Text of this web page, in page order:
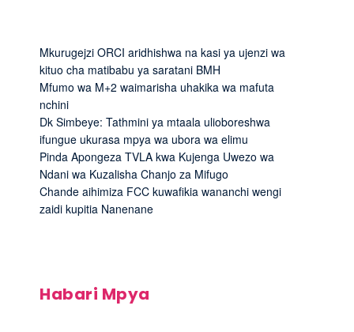
Mkurugejzi ORCI aridhishwa na kasi ya ujenzi wa
kituo cha matibabu ya saratani BMH
Mfumo wa M+2 waimarisha uhakika wa mafuta
nchini
Dk Simbeye: Tathmini ya mtaala ulioboreshwa
ifungue ukurasa mpya wa ubora wa elimu
Pinda Apongeza TVLA kwa Kujenga Uwezo wa
Ndani wa Kuzalisha Chanjo za Mifugo
Chande aihimiza FCC kuwafikia wananchi wengi
zaidi kupitia Nanenane
Habari Mpya